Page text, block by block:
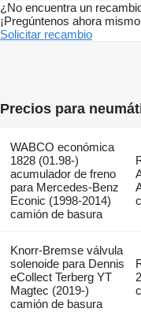
¿No encuentra un
¡Pregúntenos ahora
Solicitar recambio
Precios para
WABCO económica
1828 (01.98-)
acumulador de freno
para Mercedes-Benz
Econic (1998-2014)
camión de basura
Knorr-Bremse válvula
solenoide para Dennis
eCollect Terberg YT
Magtec (2019-)
camión de basura